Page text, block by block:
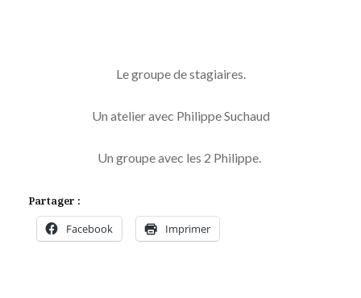
Le groupe de stagiaires.
Un atelier avec Philippe Suchaud
Un groupe avec les 2 Philippe.
Partager :
Facebook Imprimer